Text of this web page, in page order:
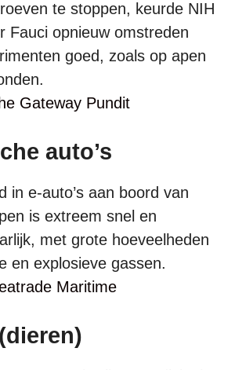
te stoppen, keurde NIH
Fauci opnieuw omstreden
goed, zoals op apen
Gateway Pundit
auto’s
in e-auto’s aan boord van
is extreem snel en
met grote hoeveelheden
en explosieve gassen.
Maritime